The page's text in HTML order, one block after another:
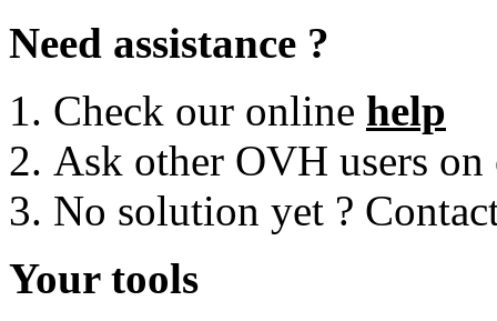
Need assistance ?
Check our online help
Ask other OVH users
No solution yet ?
Your tools